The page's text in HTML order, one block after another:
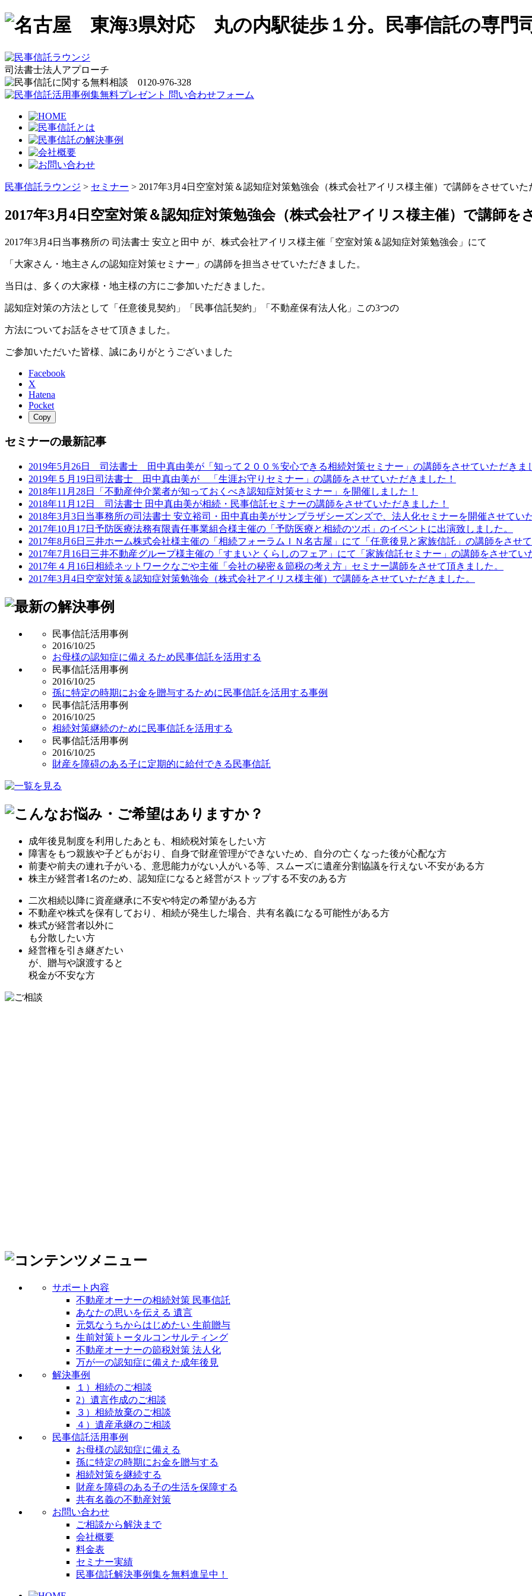
司法書士法人アプローチ
民事信託ラウンジ > セミナー > 2017年3月4日空室対策＆認知症対策勉強会（株式会社アイリス様主催）で講師をさせていた
2017年3月4日空室対策＆認知症対策勉強会（株式会社アイリス様主催）で講師を
2017年3月4日当事務所の 司法書士 安立と田中 が、株式会社アイリス様主催「空室対策＆認知症対策勉強会」にて
「大家さん・地主さんの認知症対策セミナー」の講師を担当させていただきました。
当日は、多くの大家様・地主様の方にご参加いただきました。
認知症対策の方法として「任意後見契約」「民事信託契約」「不動産保有法人化」この3つの
方法についてお話をさせて頂きました。
ご参加いただいた皆様、誠にありがとうございました
Facebook
X
Hatena
Pocket
Copy
セミナーの最新記事
2019年5月26日 司法書士 田中真由美が「知って２００％安心できる相続対策セミナー」の講師をさせていただきま
2019年５月19日司法書士 田中真由美が 「生涯お守りセミナー」の講師をさせていただきました！
2018年11月28日「不動産仲介業者が知っておくべき認知症対策セミナー」を開催しました！
2018年11月12日 司法書士 田中真由美が相続・民事信託セミナーの講師をさせていただきました！
2018年3月3日当事務所の司法書士 安立裕司・田中真由美がサンプラザシーズンズで、法人化セミナーを開催させてい
2017年10月17日予防医療法務有限責任事業組合様主催の「予防医療と相続のツボ」のイベントに出演致しました。
2017年8月6日三井ホーム株式会社様主催の「相続フォーラムＩＮ名古屋」にて「任意後見と家族信託」の講師をさせて
2017年7月16日三井不動産グループ様主催の「すまいとくらしのフェア」にて「家族信託セミナー」の講師をさせてい
2017年４月16日相続ネットワークなごや主催「会社の秘密＆節税の考え方」セミナー講師をさせて頂きました。
2017年3月4日空室対策＆認知症対策勉強会（株式会社アイリス様主催）で講師をさせていただきました。
民事信託活用事例
2016/10/25
お母様の認知症に備えるため民事信託を活用する
民事信託活用事例
2016/10/25
孫に特定の時期にお金を贈与するために民事信託を活用する事例
民事信託活用事例
2016/10/25
相続対策継続のために民事信託を活用する
民事信託活用事例
2016/10/25
財産を障碍のある子に定期的に給付できる民事信託
成年後見制度を利用したあとも、相続税対策をしたい方
障害をもつ親族や子どもがおり、自身で財産管理ができないため、自分の亡くなった後が心配な方
前妻や前夫の連れ子がいる、意思能力がない人がいる等、スムーズに遺産分割協議を行えない不安がある方
株主が経営者1名のため、認知症になると経営がストップする不安のある方
二次相続以降に資産継承に不安や特定の希望がある方
不動産や株式を保有しており、相続が発生した場合、共有名義になる可能性がある方
株式が経営者以外に
も分散したい方
経営権を引き継ぎたい
が、贈与や譲渡すると
税金が不安な方
サポート内容
不動産オーナーの相続対策 民事信託
あなたの思いを伝える 遺言
元気なうちからはじめたい 生前贈与
生前対策トータルコンサルティング
不動産オーナーの節税対策 法人化
万が一の認知症に備えた成年後見
解決事例
１）相続のご相談
2）遺言作成のご相談
３）相続放棄のご相談
４）遺産承継のご相談
民事信託活用事例
お母様の認知症に備える
孫に特定の時期にお金を贈与する
相続対策を継続する
財産を障碍のある子の生活を保障する
共有名義の不動産対策
お問い合わせ
ご相談から解決まで
会社概要
料金表
セミナー実績
民事信託解決事例集を無料進呈中！